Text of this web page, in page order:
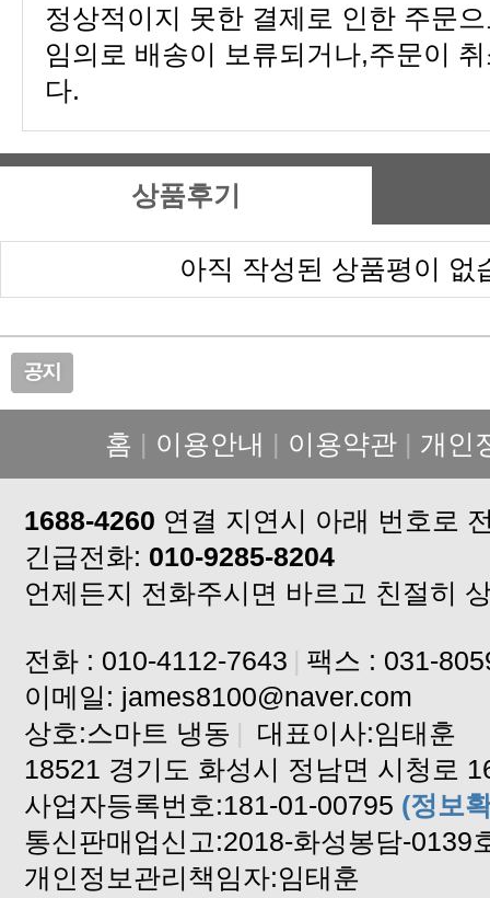
다.
상품후기
아직 작성된 상품평이 없
홈 | 이용안내 | 이용약관 | 개인
1688-4260 연결 지연시 아래 번호로
긴급전화: 010-9285-8204
언제든지 전화주시면 바르고 친절히
전화 : 010-4112-7643 | 팩스 : 031-
이메일: james8100@naver.com
상호:스마트 냉동 | 대표이사:임태훈
18521 경기도 화성시 정남면 시청로
사업자등록번호:181-01-00795 (정보
통신판매업신고:2018-화성봉담-0139
개인정보관리책임자:임태훈